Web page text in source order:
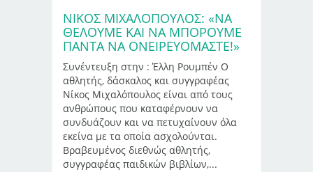
ΝΊΚΟΣ ΜΙΧΑΛΌΠΟΥΛΟΣ: «ΝΑ
ΘΈΛΟΥΜΕ ΚΑΙ ΝΑ ΜΠΟΡΟΎΜΕ
ΠΆΝΤΑ ΝΑ ΟΝΕΙΡΕΥΌΜΑΣΤΕ!»
Συνέντευξη στην : Έλλη Ρουμπέν Ο
αθλητής, δάσκαλος και συγγραφέας
Νίκος Μιχαλόπουλος είναι από τους
ανθρώπους που καταφέρνουν να
συνδυάζουν και να πετυχαίνουν όλα
εκείνα με τα οποία ασχολούνται.
Βραβευμένος διεθνώς αθλητής,
συγγραφέας παιδικών βιβλίων,...